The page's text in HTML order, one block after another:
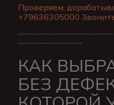
Проверяем,
+79636305000
---------------------
КАК
БЕЗ